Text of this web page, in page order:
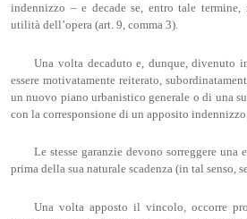
indennizzo – e decade se, entro tale
utilità dell’opera (art. 9, comma 3).
Una volta decaduto e, dunque, divenuto
essere motivatamente reiterato,
un nuovo piano urbanistico generale o di una
con la corresponsione di un apposito indennizzo
Le stesse garanzie devono sorreggere
prima della sua naturale scadenza (in tal senso,
Una volta apposto il vincolo, occorre